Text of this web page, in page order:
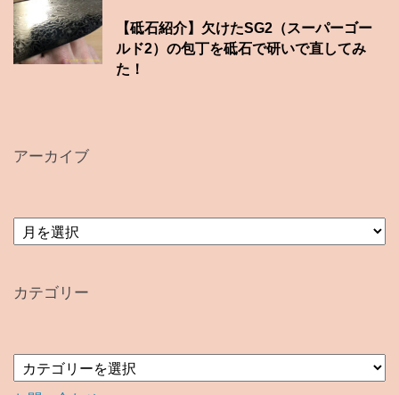
【砥石紹介】欠けたSG2（スーパーゴー
ルド2）の包丁を砥石で研いで直してみ
た！
アーカイブ
ア
ー
ブ
カテゴリー
テ